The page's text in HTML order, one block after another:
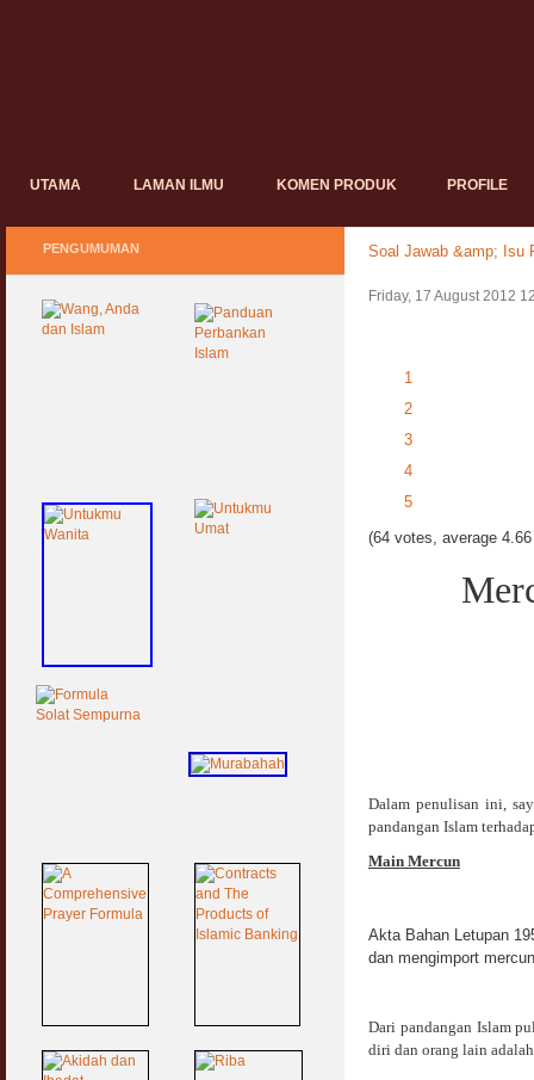
UTAMA LAMAN ILMU KOMEN PRODUK PROFILE
Soal Jawab &amp; Isu
Friday, 17 August 2012
1
2
3
4
5
(64 votes, average
Dalam penulisan ini,
pandangan Islam
Main Mercun
Akta Bahan Letupan
dan mengimport
Dari pandangan Islam
diri dan orang lain
PENGUMUMAN